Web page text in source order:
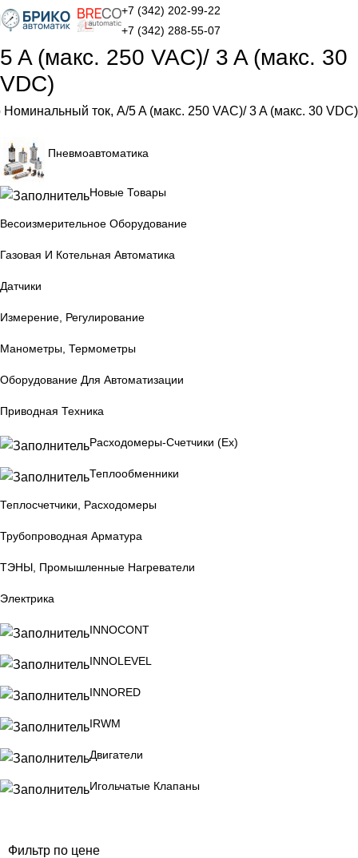
+7 (342) 202-99-22
+7 (342) 288-55-07
5 A (макс. 250 VAC)/ 3 A (макс. 30
VDC)
Номинальный ток, А 5 A (макс. 250 VAC)/ 3 A (макс. 30 VDC)
Пневмоавтоматика
Новые Товары
Весоизмерительное Оборудование
Газовая И Котельная Автоматика
Датчики
Измерение, Регулирование
Манометры, Термометры
Оборудование Для Автоматизации
Приводная Техника
Расходомеры-Счетчики (Ex)
Теплообменники
Теплосчетчики, Расходомеры
Трубопроводная Арматура
ТЭНЫ, Промышленные Нагреватели
Электрика
INNOCONT
INNOLEVEL
INNORED
IRWM
Двигатели
Игольчатые Клапаны
Фильтр по цене